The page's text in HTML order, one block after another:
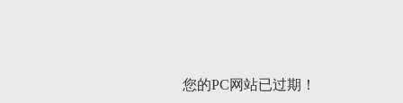
您的PC网站已过期！